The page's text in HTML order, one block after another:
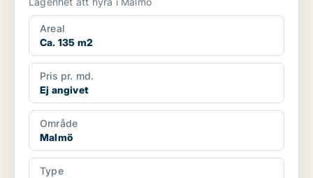
Areal
Ca. 135 m2
Pris pr. md.
Ej angivet
Område
Malmö
Type